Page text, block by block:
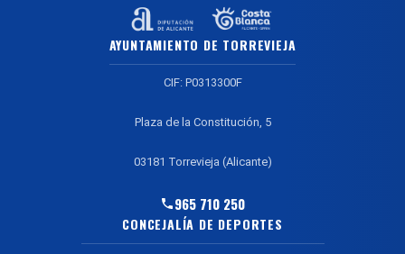
AYUNTAMIENTO DE TORREVIEJA
CIF: P0313300F
Plaza de la Constitución, 5
03181 Torrevieja (Alicante)
965 710 250
CONCEJALÍA DE DEPORTES